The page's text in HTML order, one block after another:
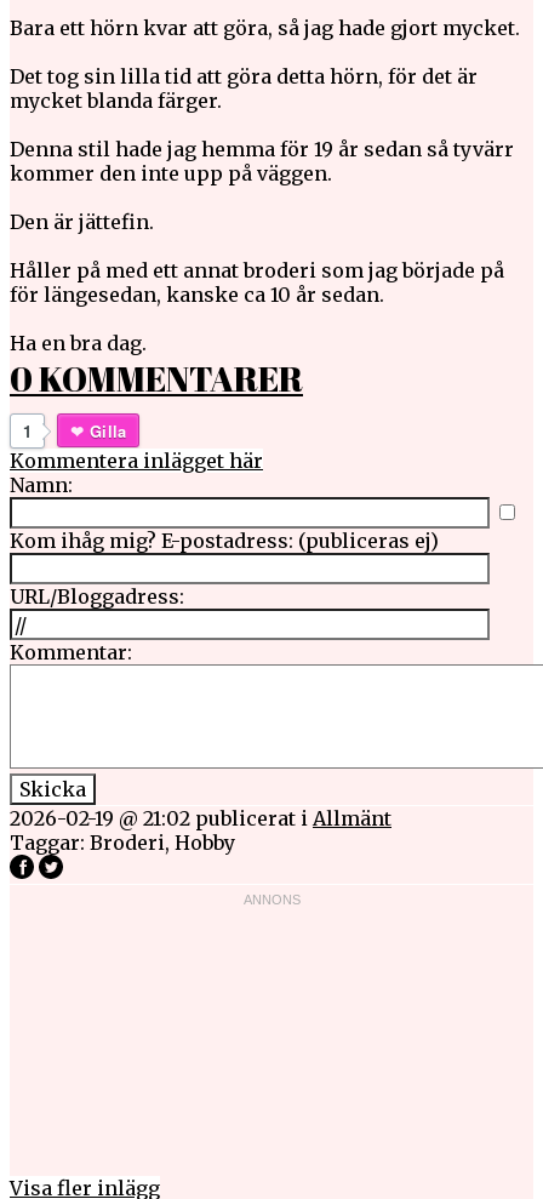
Bara ett hörn kvar att göra, så jag hade gjort mycket.
Det tog sin lilla tid att göra detta hörn, för det är
mycket blanda färger.
Denna stil hade jag hemma för 19 år sedan så tyvärr
kommer den inte upp på väggen.
Den är jättefin.
Håller på med ett annat broderi som jag började på
för längesedan, kanske ca 10 år sedan.
Ha en bra dag.
0 KOMMENTARER
1 Gilla
Kommentera inlägget här
Namn:
Kom ihåg mig? E-postadress: (publiceras ej)
URL/Bloggadress:
Kommentar:
2026-02-19 @ 21:02 publicerat i Allmänt
Taggar: Broderi, Hobby
Visa fler inlägg